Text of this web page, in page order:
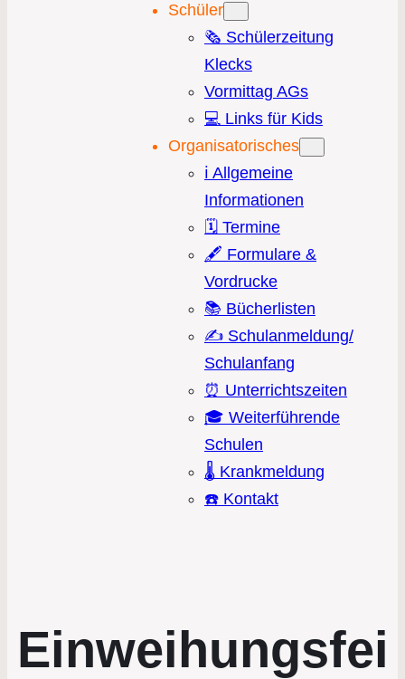
Schüler
🗞️ Schülerzeitung
Klecks
Vormittag AGs
💻 Links für Kids
Organisatorisches
ℹ️ Allgemeine
Informationen
🗓️ Termine
🖋️ Formulare &
Vordrucke
📚 Bücherlisten
✍️ Schulanmeldung/
Schulanfang
⏰ Unterrichtszeiten
🎓 Weiterführende
Schulen
🌡️ Krankmeldung
☎️ Kontakt
Einweihungsfei